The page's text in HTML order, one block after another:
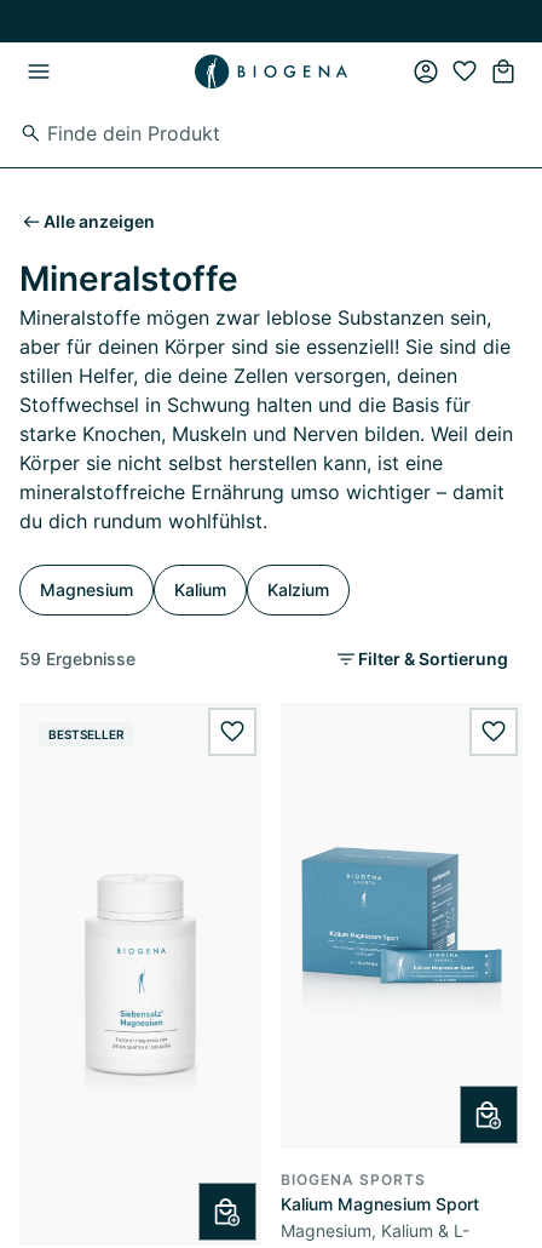
Alle anzeigen
Mineralstoffe
Mineralstoffe mögen zwar leblose Substanzen sein,
aber für deinen Körper sind sie essenziell! Sie sind die
stillen Helfer, die deine Zellen versorgen, deinen
Stoffwechsel in Schwung halten und die Basis für
starke Knochen, Muskeln und Nerven bilden. Weil dein
Körper sie nicht selbst herstellen kann, ist eine
mineralstoffreiche Ernährung umso wichtiger – damit
du dich rundum wohlfühlst.
Magnesium Kalium Kalzium
59 Ergebnisse Filter & Sortierung
BESTSELLER wishlist.add
BIOGENA SPORTS
Kalium Magnesium Sport
Magnesium, Kalium & L-